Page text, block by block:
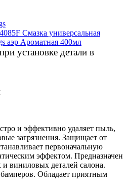
установке детали в
и эффективно удаляет пыль,
загрязнения. Защищает от
первоначальную
эффектом. Предназначен
и виниловых деталей салона.
Обладает приятным